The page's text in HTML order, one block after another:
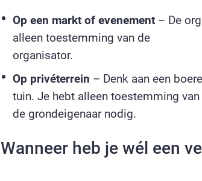
Op een markt of evenement – De
alleen toestemming van de
organisator.
Op privéterrein – Denk aan een
tuin. Je hebt alleen toestemming van
de grondeigenaar nodig.
Wanneer heb je wél een